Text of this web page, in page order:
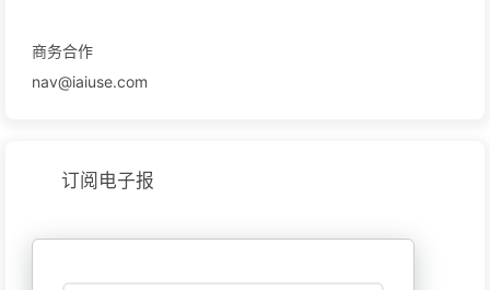
商务合作
nav@iaiuse.com
订阅电子报